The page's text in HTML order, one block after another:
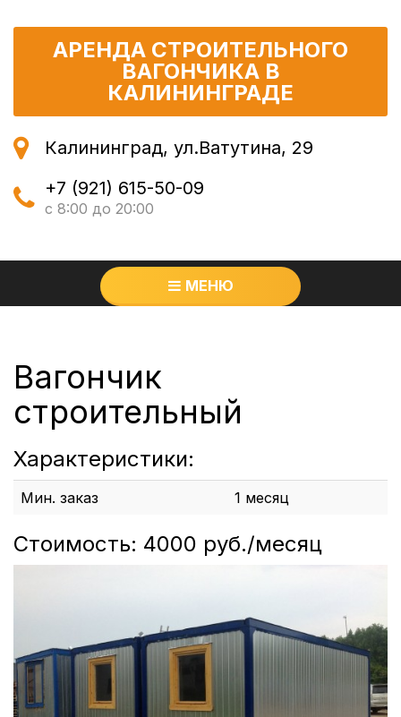
АРЕНДА СТРОИТЕЛЬНОГО
ВАГОНЧИКА В
КАЛИНИНГРАДЕ
Калининград, ул.Ватутина, 29
+7 (921) 615-50-09
с 8:00 до 20:00
МЕНЮ
Вагончик
строительный
Характеристики:
Мин. заказ 1 месяц
Стоимость: 4000 руб./месяц